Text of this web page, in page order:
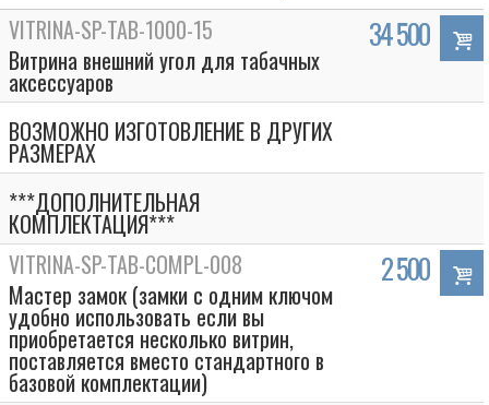
VITRINA-SP-TAB-1000-15
Витрина внешний угол для табачных
аксессуаров
34 500
ВОЗМОЖНО ИЗГОТОВЛЕНИЕ В ДРУГИХ
РАЗМЕРАХ
***ДОПОЛНИТЕЛЬНАЯ
КОМПЛЕКТАЦИЯ***
VITRINA-SP-TAB-COMPL-008
Мастер замок (замки с одним ключом
удобно использовать если вы
приобретается несколько витрин,
поставляется вместо стандартного в
базовой комплектации)
2 500